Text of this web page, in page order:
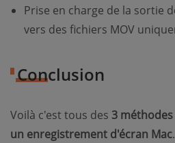
Prise en charge de la sortie
vers des fichiers MOV
Conclusion
Voilà c'est tous des 3
un enregistrement d'écran Mac